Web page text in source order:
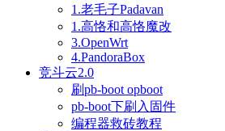
1.老毛子Padavan
1.高恪和高恪魔改
3.OpenWrt
4.PandoraBox
竞斗云2.0
刷pb-boot opboot
pb-boot下刷入固件
编程器救砖教程